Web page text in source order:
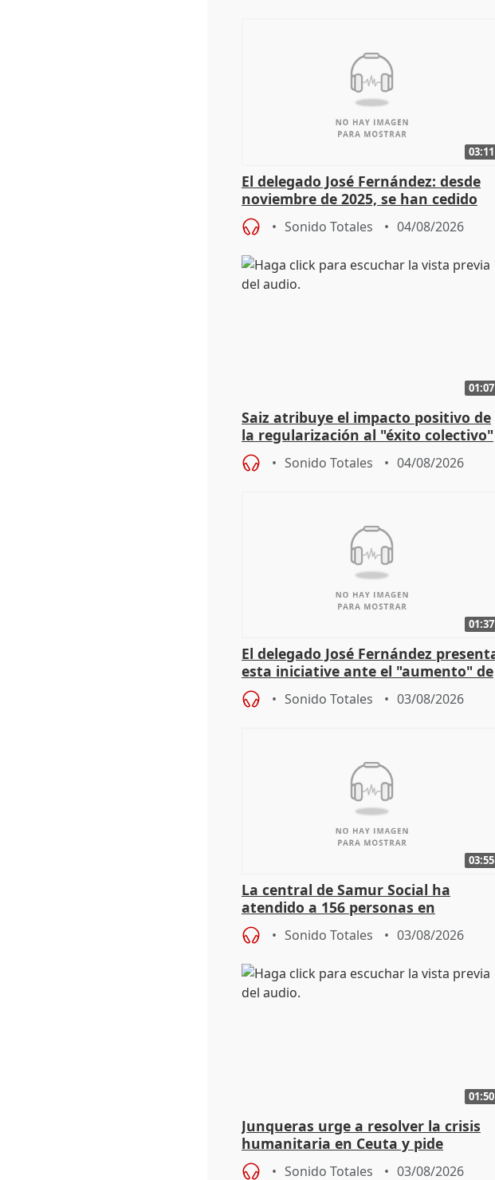
03:11
El delegado José Fernández: desde
noviembre de 2025, se han cedido
9.810 ayudas por nacimiento
Sonido Totales 04/08/2026
01:07
Saiz atribuye el impacto positivo de
la regularización al "éxito colectivo"
del Gobierno
Sonido Totales 04/08/2026
01:37
El delegado José Fernández
esta iniciative ante el "aumento" de
personas sin hogar en Madri
Sonido Totales 03/08/2026
03:55
La central de Samur Social ha
atendido a 156 personas en
situación de calle durante Campaña
de CalorSonido Totales 03/08/2026
01:50
Junqueras urge a resolver la crisis
humanitaria en Ceuta y pide
responsabilidad a la UE
Sonido Totales 03/08/2026